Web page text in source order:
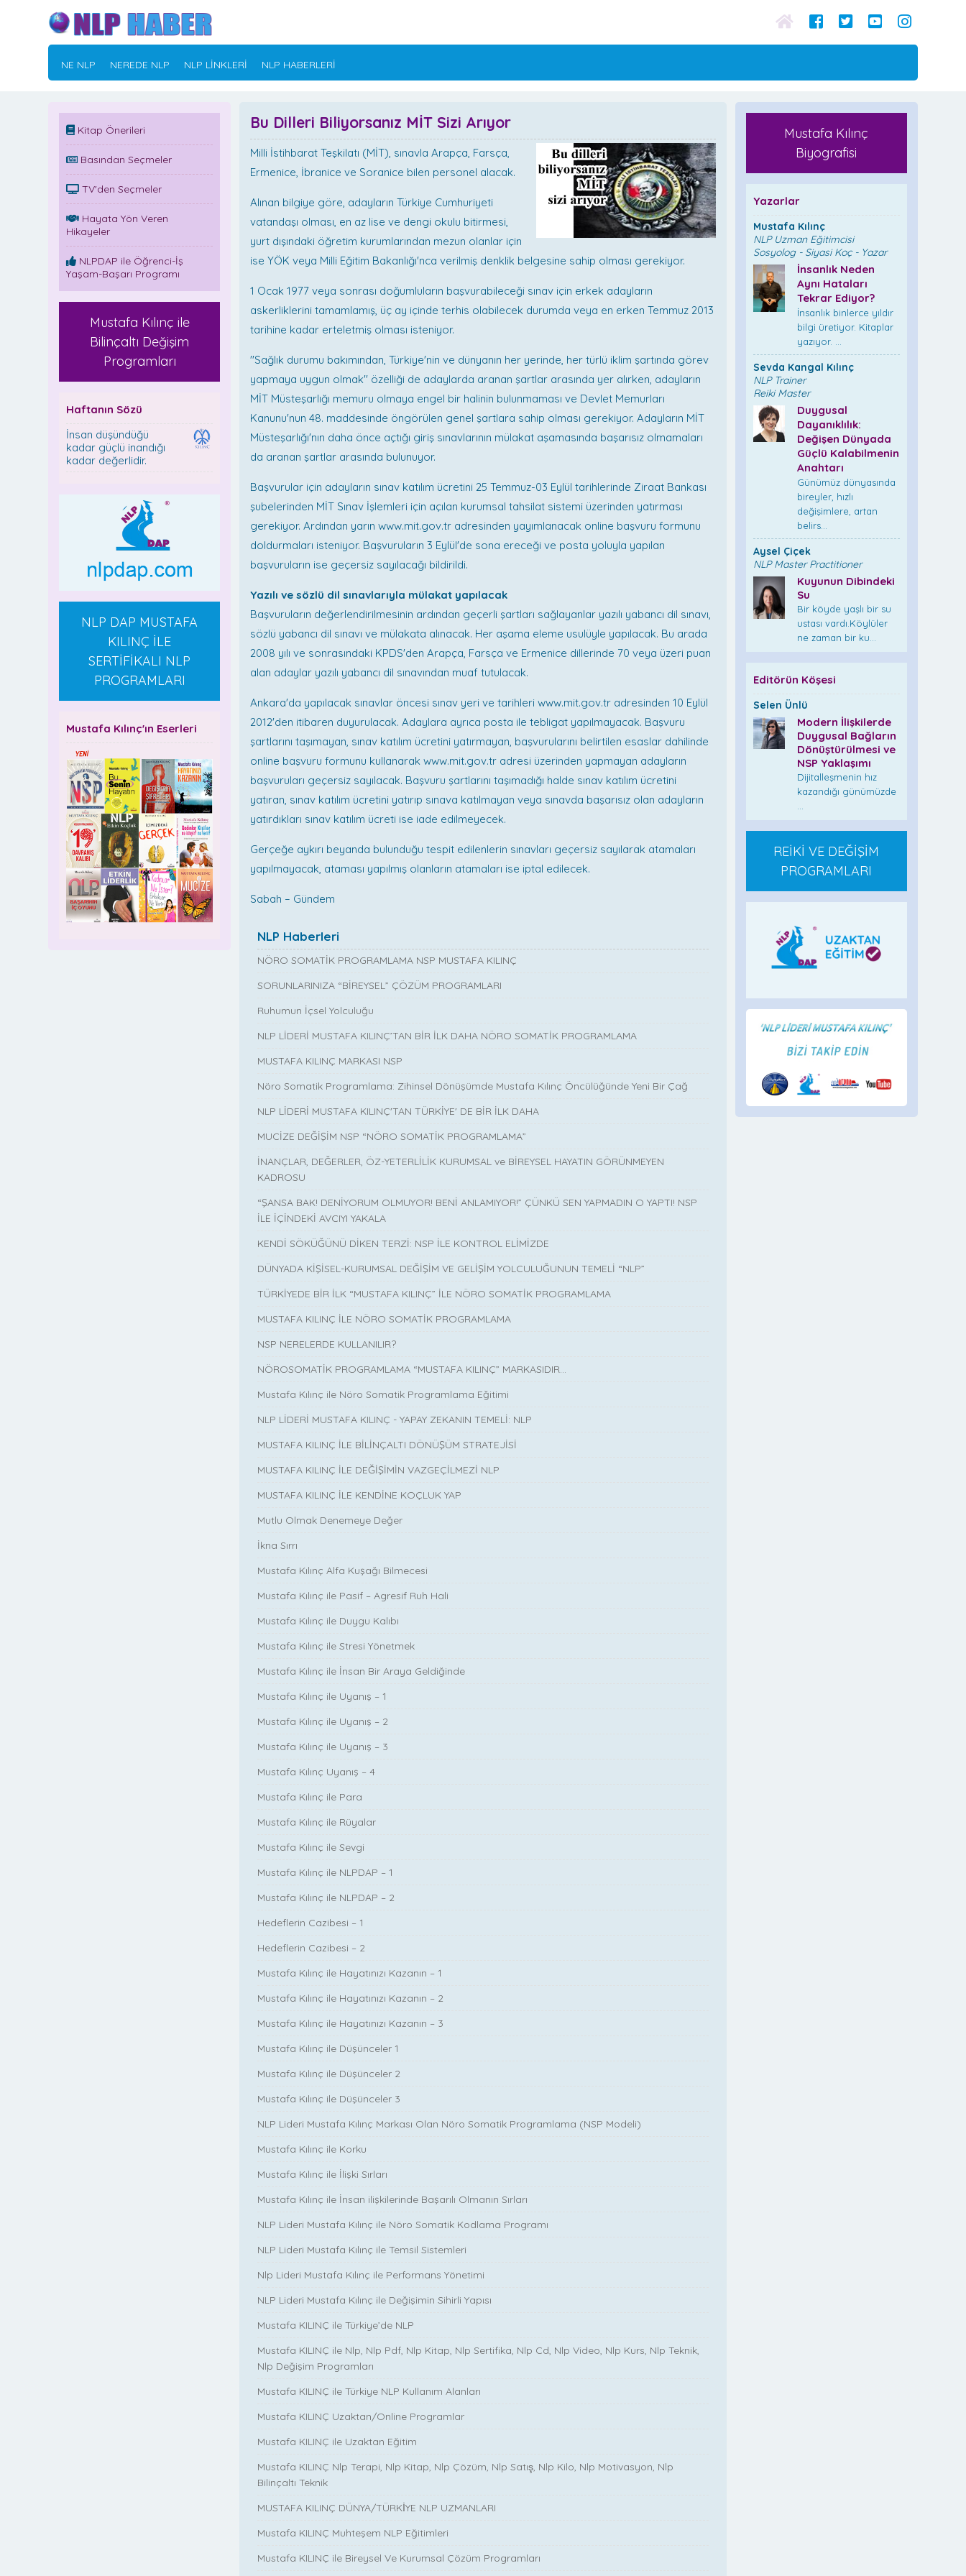
NE NLP NEREDE NLP NLP LİNKLERİ NLP HABERLERİ
Kitap Önerileri
Basından Seçmeler
TV'den Seçmeler
Hayata Yön Veren
Hikayeler
NLPDAP ile Öğrenci-İş
Yaşam-Başarı Programı
Mustafa Kılınç ile
Bilinçaltı Değişim
Programları
Haftanın Sözü
İnsan düşündüğü
kadar güçlü inandığı
kadar değerlidir.
NLP DAP MUSTAFA
KILINÇ İLE
SERTİFİKALI NLP
PROGRAMLARI
Mustafa Kılınç'ın Eserleri
Bu Dilleri Biliyorsanız MİT Sizi Arıyor
Milli İstihbarat Teşkilatı (MİT), sınavla Arapça, Farsça,
Ermenice, İbranice ve Soranice bilen personel alacak.
Alınan bilgiye göre, adayların Türkiye Cumhuriyeti
vatandaşı olması, en az lise ve dengi okulu bitirmesi,
yurt dışındaki öğretim kurumlarından mezun olanlar için
ise YÖK veya Milli Eğitim Bakanlığı'nca verilmiş denklik belgesine sahip olması gerekiyor.
1 Ocak 1977 veya sonrası doğumluların başvurabileceği sınav için erkek adayların
askerliklerini tamamlamış, üç ay içinde terhis olabilecek durumda veya en erken Temmuz 2013
tarihine kadar erteletmiş olması isteniyor.
''Sağlık durumu bakımından, Türkiye'nin ve dünyanın her yerinde, her türlü iklim şartında görev
yapmaya uygun olmak'' özelliği de adaylarda aranan şartlar arasında yer alırken, adayların
MİT Müsteşarlığı memuru olmaya engel bir halinin bulunmaması ve Devlet Memurları
Kanunu'nun 48. maddesinde öngörülen genel şartlara sahip olması gerekiyor. Adayların MİT
Müsteşarlığı'nın daha önce açtığı giriş sınavlarının mülakat aşamasında başarısız olmamaları
da aranan şartlar arasında bulunuyor.
Başvurular için adayların sınav katılım ücretini 25 Temmuz-03 Eylül tarihlerinde Ziraat Bankası
şubelerinden MİT Sınav İşlemleri için açılan kurumsal tahsilat sistemi üzerinden yatırması
gerekiyor. Ardından yarın www.mit.gov.tr adresinden yayımlanacak online başvuru formunu
doldurmaları isteniyor. Başvuruların 3 Eylül'de sona ereceği ve posta yoluyla yapılan
başvuruların ise geçersiz sayılacağı bildirildi.
Yazılı ve sözlü dil sınavlarıyla mülakat yapılacak
Başvuruların değerlendirilmesinin ardından geçerli şartları sağlayanlar yazılı yabancı dil sınavı,
sözlü yabancı dil sınavı ve mülakata alınacak. Her aşama eleme usulüyle yapılacak. Bu arada
2008 yılı ve sonrasındaki KPDS'den Arapça, Farsça ve Ermenice dillerinde 70 veya üzeri puan
alan adaylar yazılı yabancı dil sınavından muaf tutulacak.
Ankara'da yapılacak sınavlar öncesi sınav yeri ve tarihleri www.mit.gov.tr adresinden 10 Eylül
2012'den itibaren duyurulacak. Adaylara ayrıca posta ile tebligat yapılmayacak. Başvuru
şartlarını taşımayan, sınav katılım ücretini yatırmayan, başvurularını belirtilen esaslar dahilinde
online başvuru formunu kullanarak www.mit.gov.tr adresi üzerinden yapmayan adayların
başvuruları geçersiz sayılacak. Başvuru şartlarını taşımadığı halde sınav katılım ücretini
yatıran, sınav katılım ücretini yatırıp sınava katılmayan veya sınavda başarısız olan adayların
yatırdıkları sınav katılım ücreti ise iade edilmeyecek.
Gerçeğe aykırı beyanda bulunduğu tespit edilenlerin sınavları geçersiz sayılarak atamaları
yapılmayacak, ataması yapılmış olanların atamaları ise iptal edilecek.
Sabah – Gündem
NLP Haberleri
NÖRO SOMATİK PROGRAMLAMA NSP MUSTAFA KILINÇ
SORUNLARINIZA “BİREYSEL” ÇÖZÜM PROGRAMLARI
Ruhumun İçsel Yolculuğu
NLP LİDERİ MUSTAFA KILINÇ’TAN BİR İLK DAHA NÖRO SOMATİK PROGRAMLAMA
MUSTAFA KILINÇ MARKASI NSP
Nöro Somatik Programlama: Zihinsel Dönüşümde Mustafa Kılınç Öncülüğünde Yeni Bir Çağ
NLP LİDERİ MUSTAFA KILINÇ'TAN TÜRKİYE' DE BİR İLK DAHA
MUCİZE DEĞİŞİM NSP “NÖRO SOMATİK PROGRAMLAMA”
İNANÇLAR, DEĞERLER, ÖZ-YETERLİLİK KURUMSAL ve BİREYSEL HAYATIN GÖRÜNMEYEN
KADROSU
“ŞANSA BAK! DENİYORUM OLMUYOR! BENİ ANLAMIYOR!” ÇÜNKÜ SEN YAPMADIN O YAPTI! NSP
İLE İÇİNDEKİ AVCIYI YAKALA
KENDİ SÖKÜĞÜNÜ DİKEN TERZİ: NSP İLE KONTROL ELİMİZDE
DÜNYADA KİŞİSEL-KURUMSAL DEĞİŞİM VE GELİŞİM YOLCULUĞUNUN TEMELİ “NLP”
TÜRKİYEDE BİR İLK “MUSTAFA KILINÇ” İLE NÖRO SOMATİK PROGRAMLAMA
MUSTAFA KILINÇ İLE NÖRO SOMATİK PROGRAMLAMA
NSP NERELERDE KULLANILIR?
NÖROSOMATİK PROGRAMLAMA “MUSTAFA KILINÇ” MARKASIDIR…
Mustafa Kılınç ile Nöro Somatik Programlama Eğitimi
NLP LİDERİ MUSTAFA KILINÇ - YAPAY ZEKANIN TEMELİ: NLP
MUSTAFA KILINÇ İLE BİLİNÇALTI DÖNÜŞÜM STRATEJİSİ
MUSTAFA KILINÇ İLE DEĞİŞİMİN VAZGEÇİLMEZİ NLP
MUSTAFA KILINÇ İLE KENDİNE KOÇLUK YAP
Mutlu Olmak Denemeye Değer
İkna Sırrı
Mustafa Kılınç Alfa Kuşağı Bilmecesi
Mustafa Kılınç ile Pasif – Agresif Ruh Hali
Mustafa Kılınç ile Duygu Kalıbı
Mustafa Kılınç ile Stresi Yönetmek
Mustafa Kılınç ile İnsan Bir Araya Geldiğinde
Mustafa Kılınç ile Uyanış – 1
Mustafa Kılınç ile Uyanış – 2
Mustafa Kılınç ile Uyanış – 3
Mustafa Kılınç Uyanış – 4
Mustafa Kılınç ile Para
Mustafa Kılınç ile Rüyalar
Mustafa Kılınç ile Sevgi
Mustafa Kılınç ile NLPDAP – 1
Mustafa Kılınç ile NLPDAP – 2
Hedeflerin Cazibesi – 1
Hedeflerin Cazibesi – 2
Mustafa Kılınç ile Hayatınızı Kazanın – 1
Mustafa Kılınç ile Hayatınızı Kazanın – 2
Mustafa Kılınç ile Hayatınızı Kazanın – 3
Mustafa Kılınç ile Düşünceler 1
Mustafa Kılınç ile Düşünceler 2
Mustafa Kılınç ile Düşünceler 3
NLP Lideri Mustafa Kılınç Markası Olan Nöro Somatik Programlama (NSP Modeli)
Mustafa Kılınç ile Korku
Mustafa Kılınç ile İlişki Sırları
Mustafa Kılınç ile İnsan ilişkilerinde Başarılı Olmanın Sırları
NLP Lideri Mustafa Kılınç ile Nöro Somatik Kodlama Programı
NLP Lideri Mustafa Kılınç ile Temsil Sistemleri
Nlp Lideri Mustafa Kılınç ile Performans Yönetimi
NLP Lideri Mustafa Kılınç ile Değişimin Sihirli Yapısı
Mustafa KILINÇ ile Türkiye’de NLP
Mustafa KILINÇ ile Nlp, Nlp Pdf, Nlp Kitap, Nlp Sertifika, Nlp Cd, Nlp Video, Nlp Kurs, Nlp Teknik,
Nlp Değişim Programları
Mustafa KILINÇ ile Türkiye NLP Kullanım Alanları
Mustafa KILINÇ Uzaktan/Online Programlar
Mustafa KILINÇ ile Uzaktan Eğitim
Mustafa KILINÇ Nlp Terapi, Nlp Kitap, Nlp Çözüm, Nlp Satış, Nlp Kilo, Nlp Motivasyon, Nlp
Bilinçaltı Teknik
MUSTAFA KILINÇ DÜNYA/TÜRKİYE NLP UZMANLARI
Mustafa KILINÇ Muhteşem NLP Eğitimleri
Mustafa KILINÇ ile Bireysel Ve Kurumsal Çözüm Programları
Mustafa Kılınç
Biyografisi
Yazarlar
Mustafa Kılınç
NLP Uzman Eğitimcisi
Sosyolog - Siyasi Koç - Yazar
İnsanlık Neden
Aynı Hataları
Tekrar Ediyor?
İnsanlık binlerce yıldır
bilgi üretiyor. Kitaplar
yazıyor. ...
Sevda Kangal Kılınç
NLP Trainer
Reiki Master
Duygusal
Dayanıklılık:
Değişen Dünyada
Güçlü Kalabilmenin
Anahtarı
Günümüz dünyasında
bireyler, hızlı
değişimlere, artan
belirs...
Aysel Çiçek
NLP Master Practitioner
Kuyunun Dibindeki
Su
Bir köyde yaşlı bir su
ustası vardı.Köylüler
ne zaman bir ku...
Editörün Köşesi
Selen Ünlü
Modern İlişkilerde
Duygusal Bağların
Dönüştürülmesi ve
NSP Yaklaşımı
Dijitalleşmenin hız
kazandığı günümüzde
...
REİKİ VE DEĞİŞİM
PROGRAMLARI